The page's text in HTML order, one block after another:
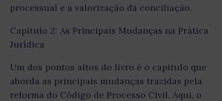
processual e a valorização da conciliação.
Capítulo 2: As Principais Mudanças na Prática
Jurídica
Um dos pontos altos do livro é o capítulo que
aborda as principais mudanças trazidas pela
reforma do Código de Processo Civil. Aqui, o